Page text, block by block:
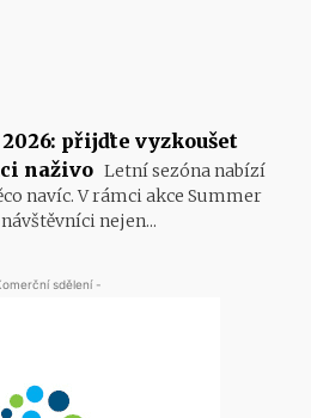
přijďte vyzkoušet
naživo Letní sezóna nabízí
navíc. V rámci akce Summer
nejen...
sdělení -